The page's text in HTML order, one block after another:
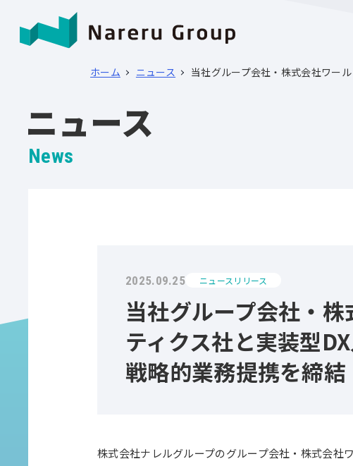
ホーム ニュース 当社グループ会社・株式会社ワー
ニュース
News
2025.09.25 ニュースリリース
当社グループ会社・
ティクス社と実装型
戦略的業務提携を締結
株式会社ナレルグループのグループ会社・株式会社